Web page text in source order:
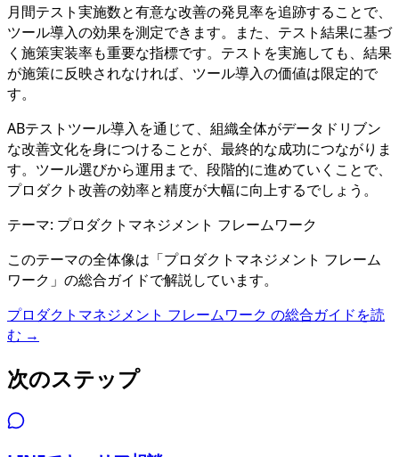
月間テスト実施数と有意な改善の発見率を追跡することで、
ツール導入の効果を測定できます。また、テスト結果に基づ
く施策実装率も重要な指標です。テストを実施しても、結果
が施策に反映されなければ、ツール導入の価値は限定的で
す。
ABテストツール導入を通じて、組織全体がデータドリブン
な改善文化を身につけることが、最終的な成功につながりま
す。ツール選びから運用まで、段階的に進めていくことで、
プロダクト改善の効率と精度が大幅に向上するでしょう。
テーマ: プロダクトマネジメント フレームワーク
このテーマの全体像は「プロダクトマネジメント フレーム
ワーク 」の総合ガイドで解説しています。
プロダクトマネジメント フレームワーク の総合ガイドを読
む →
次のステップ